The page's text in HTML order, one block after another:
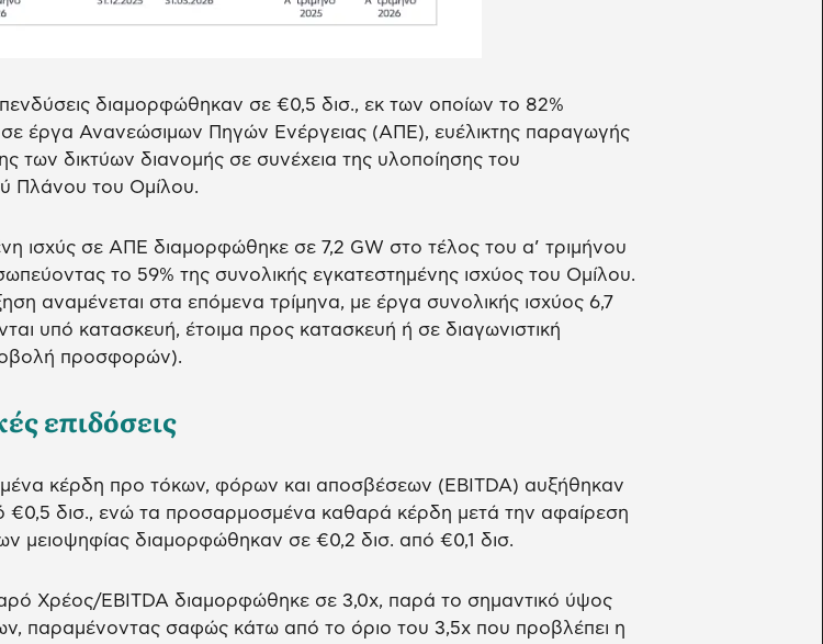
διαμορφώθηκαν σε €0,5 δισ., εκ των οποίων το 82%
έργα Ανανεώσιμων Πηγών Ενέργειας (ΑΠΕ), ευέλικτης παραγωγής
των δικτύων διανομής σε συνέχεια της υλοποίησης του
Πλάνου του Ομίλου.
ισχύς σε ΑΠΕ διαμορφώθηκε σε 7,2 GW στο τέλος του α’ τριμήνου
το 59% της συνολικής εγκατεστημένης ισχύος του Ομίλου.
αναμένεται στα επόμενα τρίμηνα, με έργα συνολικής ισχύος 6,7
υπό κατασκευή, έτοιμα προς κατασκευή ή σε διαγωνιστική
προσφορών).
επιδόσεις
κέρδη προ τόκων, φόρων και αποσβέσεων (EBITDA) αυξήθηκαν
€0,5 δισ., ενώ τα προσαρμοσμένα καθαρά κέρδη μετά την αφαίρεση
μειοψηφίας διαμορφώθηκαν σε €0,2 δισ. από €0,1 δισ.
Χρέος/EBITDA διαμορφώθηκε σε 3,0x, παρά το σημαντικό ύψος
παραμένοντας σαφώς κάτω από το όριο του 3,5x που προβλέπει η